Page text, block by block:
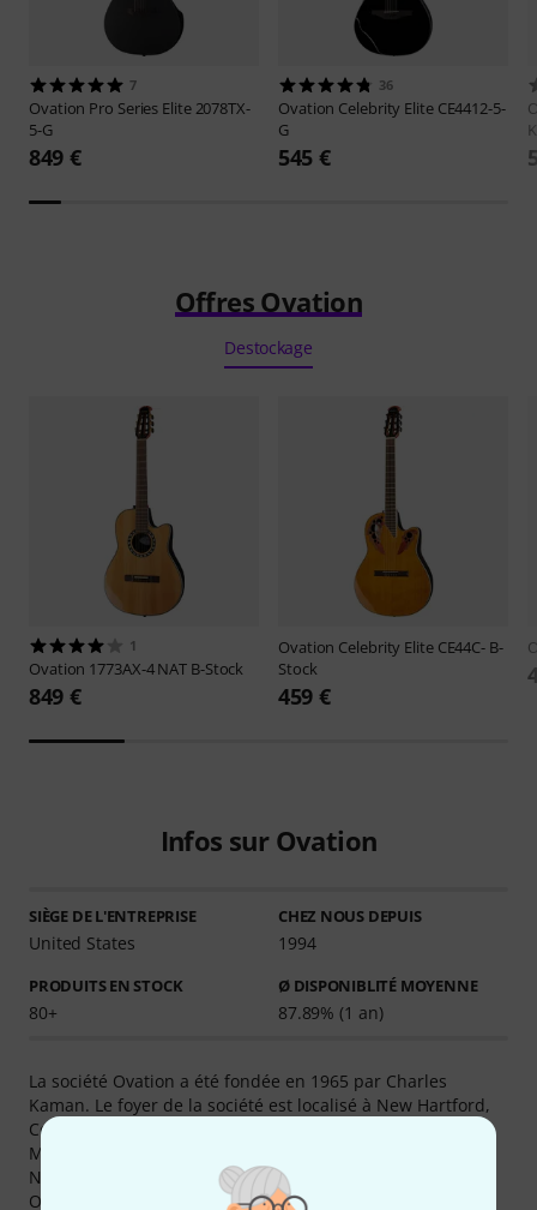
7
Ovation Pro Series Elite 2078TX-
5-G
849 €
36
Ovation Celebrity Elite CE4412-5-
G
545 €
Offres Ovation
Destockage
1
Ovation 1773AX-4 NAT B-Stock
849 €
Ovation Celebrity Elite CE44C- B-
Stock
459 €
Infos sur Ovation
SIÈGE DE L'ENTREPRISE
United States
CHEZ NOUS DEPUIS
1994
PRODUITS EN STOCK
80+
Ø DISPONIBLITÉ MOYENNE
87.89% (1 an)
La société Ovation a été fondée en 1965 par Charles
Kaman. Le foyer de la société est localisé à New Hartford,
Connecticut (USA). Le siège Allemand est La société GEWA
Music Gmbh Acoustic à Adorf (D).
Nous possédons actuellement un total de 101 produits
Ovation - 77 d´entre eux sont en stock . Les produits